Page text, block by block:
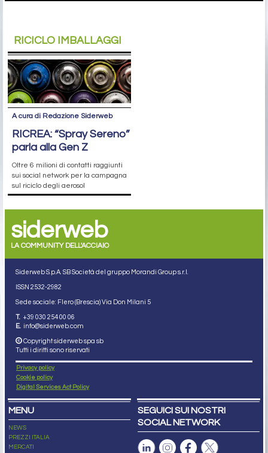
RICICLO IMBALLAGGI
A cura di Redazione Siderweb
RICREA: “Spray Sereno”
parla alla Gen Z
Oltre 6 milioni di contatti raggiunti
sui social network per la campagna
sul riciclo degli aerosol
siderweb
LA COMMUNITY DELL'ACCIAIO
Siderweb S.p.A. SB Società del gruppo Morandi Group s.r.l.
ISSN 2532-2982
Sede sociale: Flero (Brescia) Via Don Milani 5
T. +39 030 254 00 06
E. info@siderweb.com
Copyright siderweb spa sb
Tutti i diritti sono riservati
Privacy policy
Cookie policy
Digital Services Act Policy
MENU
NEWS
PREZZI ITALIA
MERCATI
SEGUICI SUI NOSTRI
SOCIAL NETWORK